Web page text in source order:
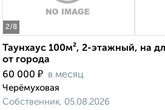
2/8
Таунхаус 100м², 2-этажный, на
от города
60 000 ₽ в месяц
Черёмуховая
Собственник, 05.08.2026